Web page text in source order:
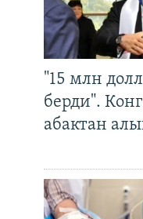
"15 млн
берди".
абактан